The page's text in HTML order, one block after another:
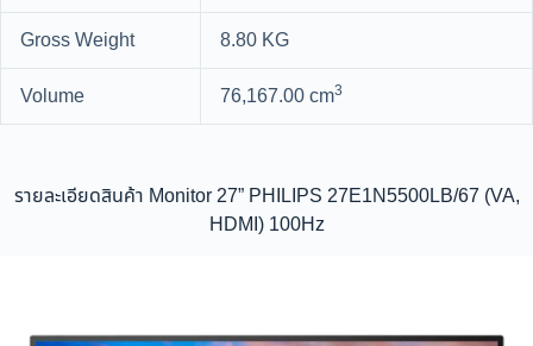
Gross Weight
8.80 KG
Volume
76,167.00 cm3
รายละเอียดสินค้า Monitor 27” PHILIPS 27E1N5500LB/67 (VA,
HDMI) 100Hz